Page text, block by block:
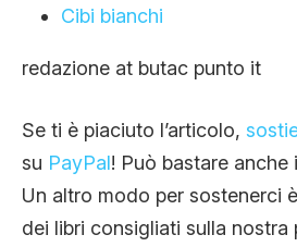
Cibi bianchi
redazione at butac punto it
Se ti è piaciuto l’articolo,
su PayPal! Può bastare
Un altro modo per sostenerci
dei libri consigliati sulla nostra